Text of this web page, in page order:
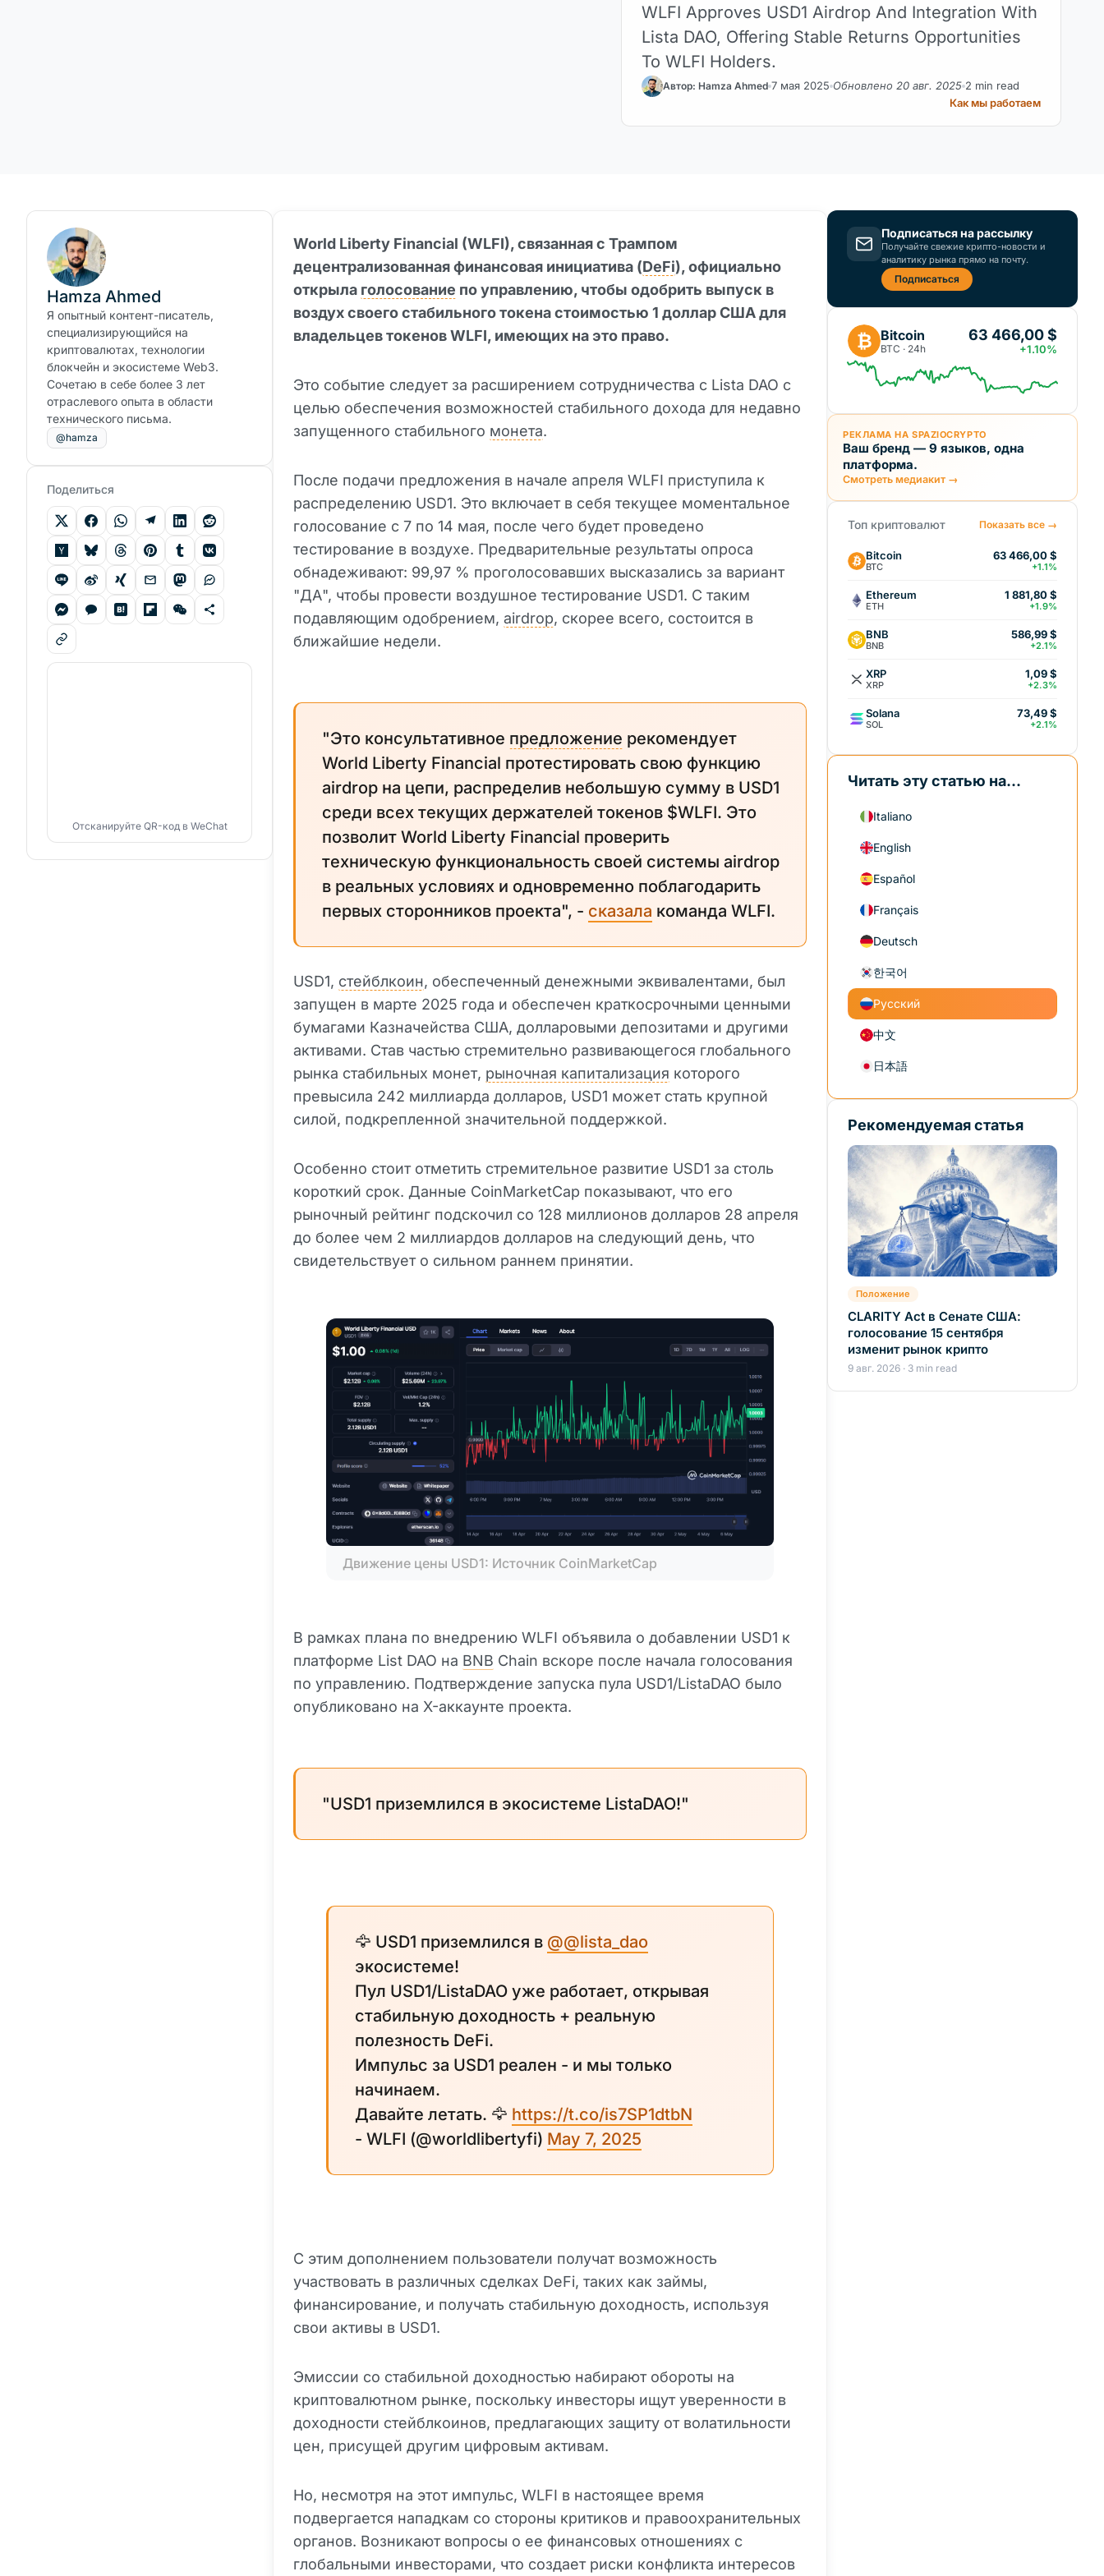
WLFI Approves USD1 Airdrop And Integration With
Lista DAO, Offering Stable Returns Opportunities
To WLFI Holders.
Автор: Hamza Ahmed 7 мая 2025 Обновлено 20 авг. 2025 2 min read
Как мы работаем
World Liberty Financial (WLFI), связанная с Трампом
децентрализованная финансовая инициатива (DeFi), официально
открыла голосование по управлению, чтобы одобрить выпуск в
воздух своего стабильного токена стоимостью 1 доллар США для
владельцев токенов WLFI, имеющих на это право.
Это событие следует за расширением сотрудничества с Lista DAO с
целью обеспечения возможностей стабильного дохода для недавно
запущенного стабильного монета.
После подачи предложения в начале апреля WLFI приступила к
распределению USD1. Это включает в себя текущее моментальное
голосование с 7 по 14 мая, после чего будет проведено
тестирование в воздухе. Предварительные результаты опроса
обнадеживают: 99,97 % проголосовавших высказались за вариант
"ДА", чтобы провести воздушное тестирование USD1. С таким
подавляющим одобрением, airdrop, скорее всего, состоится в
ближайшие недели.
"Это консультативное предложение рекомендует
World Liberty Financial протестировать свою функцию
airdrop на цепи, распределив небольшую сумму в USD1
среди всех текущих держателей токенов $WLFI. Это
позволит World Liberty Financial проверить
техническую функциональность своей системы airdrop
в реальных условиях и одновременно поблагодарить
первых сторонников проекта", - сказала команда WLFI.
USD1, стейблкоин, обеспеченный денежными эквивалентами, был
запущен в марте 2025 года и обеспечен краткосрочными ценными
бумагами Казначейства США, долларовыми депозитами и другими
активами. Став частью стремительно развивающегося глобального
рынка стабильных монет, рыночная капитализация которого
превысила 242 миллиарда долларов, USD1 может стать крупной
силой, подкрепленной значительной поддержкой.
Особенно стоит отметить стремительное развитие USD1 за столь
короткий срок. Данные CoinMarketCap показывают, что его
рыночный рейтинг подскочил со 128 миллионов долларов 28 апреля
до более чем 2 миллиардов долларов на следующий день, что
свидетельствует о сильном раннем принятии.
Движение цены USD1: Источник CoinMarketCap
В рамках плана по внедрению WLFI объявила о добавлении USD1 к
платформе List DAO на BNB Chain вскоре после начала голосования
по управлению. Подтверждение запуска пула USD1/ListaDAO было
опубликовано на X-аккаунте проекта.
"USD1 приземлился в экосистеме ListaDAO!"
🦅 USD1 приземлился в @@lista_dao
экосистеме!
Пул USD1/ListaDAO уже работает, открывая
стабильную доходность + реальную
полезность DeFi.
Импульс за USD1 реален - и мы только
начинаем.
Давайте летать. 🦅 https://t.co/is7SP1dtbN
- WLFI (@worldlibertyfi) May 7, 2025
С этим дополнением пользователи получат возможность
участвовать в различных сделках DeFi, таких как займы,
финансирование, и получать стабильную доходность, используя
свои активы в USD1.
Эмиссии со стабильной доходностью набирают обороты на
криптовалютном рынке, поскольку инвесторы ищут уверенности в
доходности стейблкоинов, предлагающих защиту от волатильности
цен, присущей другим цифровым активам.
Но, несмотря на этот импульс, WLFI в настоящее время
подвергается нападкам со стороны критиков и правоохранительных
органов. Возникают вопросы о ее финансовых отношениях с
глобальными инвесторами, что создает риски конфликта интересов
Hamza Ahmed
Я опытный контент-писатель,
специализирующийся на
криптовалютах, технологии
блокчейн и экосистеме Web3.
Сочетаю в себе более 3 лет
отраслевого опыта в области
технического письма.
@hamza
Поделиться
Отсканируйте QR-код в WeChat
Подписаться на рассылку
Получайте свежие крипто-новости и
аналитику рынка прямо на почту.
Подписаться
₿ Bitcoin
BTC · 24h
63 466,00 $
+1.10%
РЕКЛАМА НА SPAZIOCRYPTO
Ваш бренд — 9 языков, одна
платформа.
Смотреть медиакит →
Топ криптовалют Показать все →
Bitcoin
BTC
63 466,00 $
+1.1%
Ethereum
ETH
1 881,80 $
+1.9%
BNB
BNB
586,99 $
+2.1%
XRP
XRP
1,09 $
+2.3%
Solana
SOL
73,49 $
+2.1%
Читать эту статью на...
Italiano
English
Español
Français
Deutsch
한국어
Русский
中文
日本語
Рекомендуемая статья
Положение
CLARITY Act в Сенате США:
голосование 15 сентября
изменит рынок крипто
9 авг. 2026 · 3 min read